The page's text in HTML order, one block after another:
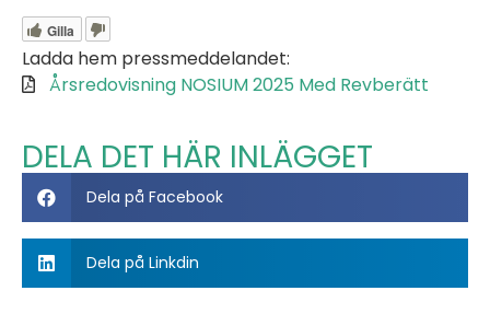
Gilla
Ladda hem pressmeddelandet:
Årsredovisning NOSIUM 2025 Med Revberätt
DELA DET HÄR INLÄGGET
Dela på Facebook
Dela på Linkdin